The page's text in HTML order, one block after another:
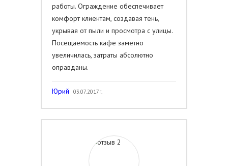
работы. Ограждение обеспечивает
комфорт клиентам, создавая тень,
укрывая от пыли и просмотра с улицы.
Посещаемость кафе заметно
увеличилась, затраты абсолютно
оправданы.
Юрий 03.07.2017г.